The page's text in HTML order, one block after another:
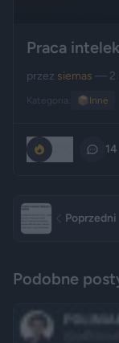
Praca
przez siemas — 2
Kategoria: 📦 Inne
14
Poprzedni
Podobne